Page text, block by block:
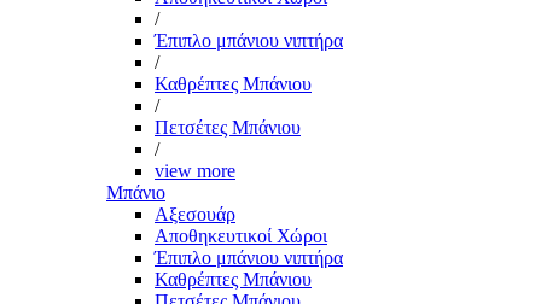
/
Έπιπλο μπάνιου νιπτήρα
/
Καθρέπτες Μπάνιου
/
Πετσέτες Μπάνιου
/
view more
Μπάνιο
Αξεσουάρ
Αποθηκευτικοί Χώροι
Έπιπλο μπάνιου νιπτήρα
Καθρέπτες Μπάνιου